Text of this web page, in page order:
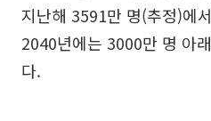
지난해 3591만 명(추정)에
2040년에는 3000만 명 아
다.